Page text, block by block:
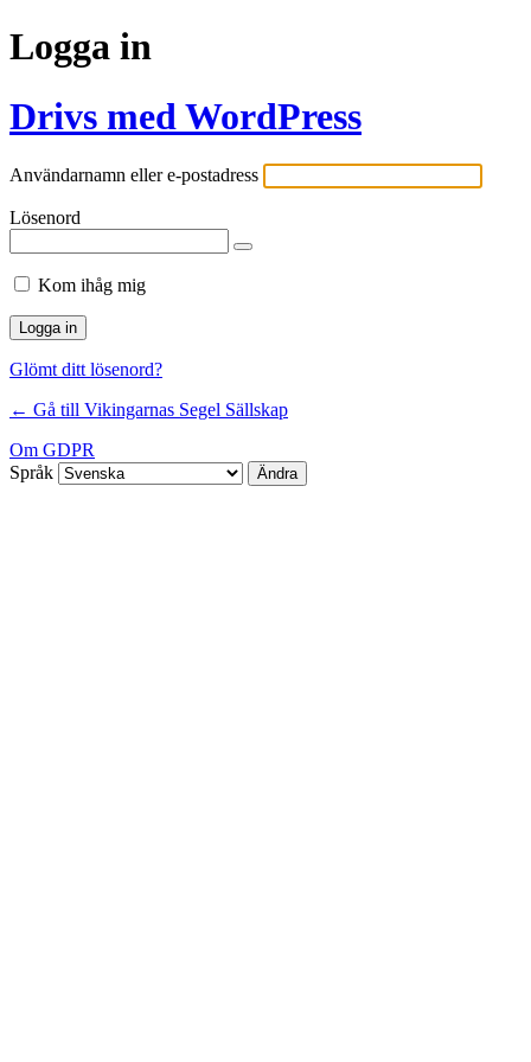
Logga in
Drivs med WordPress
Användarnamn eller e-postadress
Lösenord
Kom ihåg mig
Glömt ditt lösenord?
← Gå till Vikingarnas Segel Sällskap
Om GDPR
Språk